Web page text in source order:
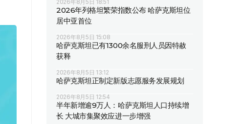
2026年8月5日 18:51
2026年列格坦繁荣指数公布 哈萨克斯坦位
居中亚首位
2026年8月5日 15:08
哈萨克斯坦已有1300余名服刑人员因特赦
获释
2026年8月5日 13:12
哈萨克斯坦正制定新版志愿服务发展规划
2026年8月5日 12:54
半年新增逾9万人：哈萨克斯坦人口持续增
长 大城市集聚效应进一步增强